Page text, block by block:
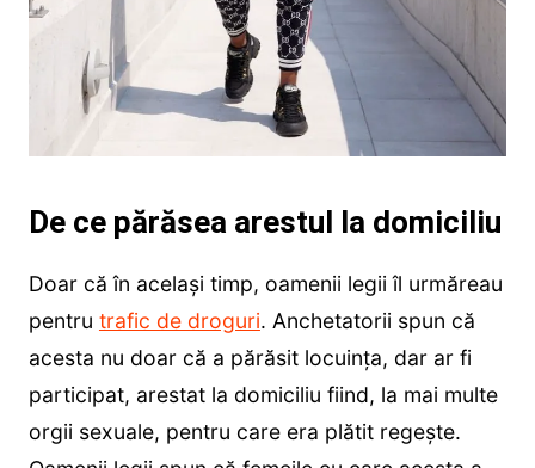
De ce părăsea arestul la domiciliu
Doar că în același timp, oamenii legii îl urmăreau
pentru trafic de droguri. Anchetatorii spun că
acesta nu doar că a părăsit locuința, dar ar fi
participat, arestat la domiciliu fiind, la mai multe
orgii sexuale, pentru care era plătit regește.